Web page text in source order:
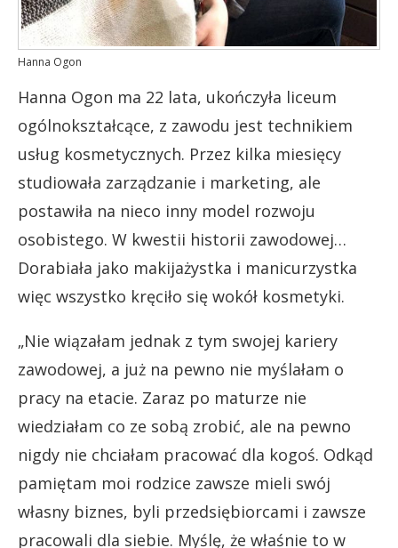
Hanna Ogon
Hanna Ogon ma 22 lata, ukończyła liceum
ogólnokształcące, z zawodu jest technikiem
usług kosmetycznych. Przez kilka miesięcy
studiowała zarządzanie i marketing, ale
postawiła na nieco inny model rozwoju
osobistego. W kwestii historii zawodowej…
Dorabiała jako makijażystka i manicurzystka
więc wszystko kręciło się wokół kosmetyki.
„Nie wiązałam jednak z tym swojej kariery
zawodowej, a już na pewno nie myślałam o
pracy na etacie. Zaraz po maturze nie
wiedziałam co ze sobą zrobić, ale na pewno
nigdy nie chciałam pracować dla kogoś. Odkąd
pamiętam moi rodzice zawsze mieli swój
własny biznes, byli przedsiębiorcami i zawsze
pracowali dla siebie. Myślę, że właśnie to w